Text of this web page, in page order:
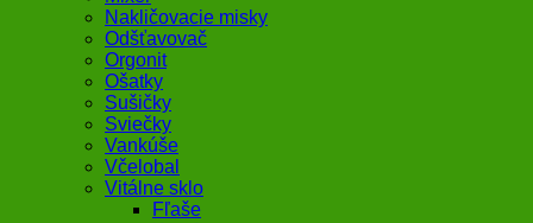
Nakličovacie misky
Odšťavovač
Orgonit
Ošatky
Sušičky
Sviečky
Vankúše
Včelobal
Vitálne sklo
Fľaše